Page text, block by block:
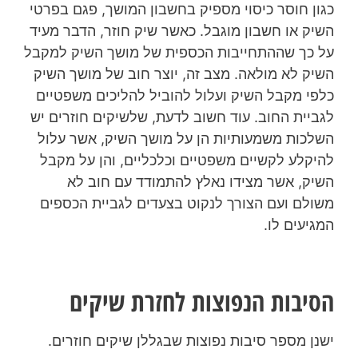
כגון חוסר כיסוי מספיק בחשבון המושך, פגם בפרטי
השיק או חשבון מוגבל. כאשר שיק חוזר, הדבר מעיד
על כך שההתחייבות הכספית של מושך השיק למקבל
השיק לא מולאה. מצב זה, יוצר חוב של מושך השיק
כלפי מקבל השיק ועלול להוביל להליכים משפטיים
לגביית החוב. עוד חשוב לדעת, שלשיקים חוזרים יש
השלכות משמעותיות הן על מושך השיק, אשר עלול
להיקלע לקשיים משפטיים וכלכליים, והן על מקבל
השיק, אשר מצידו נאלץ להתמודד עם חוב לא
משולם ועם הצורך לנקוט בצעדים לגביית הכספים
המגיעים לו.
הסיבות הנפוצות לחזרת שיקים
ישנן מספר סיבות נפוצות שבגללן שיקים חוזרים.